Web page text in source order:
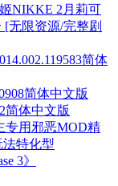
NIKKE 2月莉可
无限资源/完整剧
简体
简体中文版
简体中文版
专用邪恶MOD精
特化型
3》